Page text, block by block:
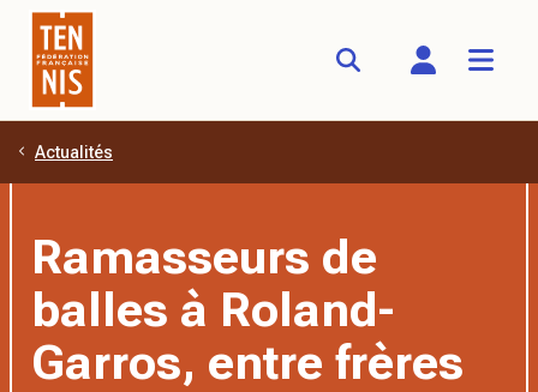
Aller au contenu principal
Actualités
Ramasseurs de
balles à Roland-
Garros, entre frères